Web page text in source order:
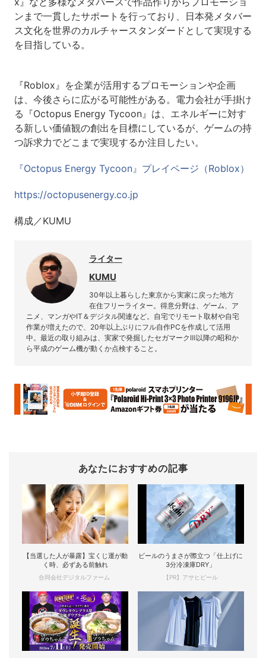
ンまで一貫したサポートを行っており、日本発メタバー
ス文化を世界のカルチャースタンダードとして実現する
を目指している。
『Roblox』を企業が活用するプロモーションや企画
は、今後さらに広がる可能性がある。電力会社が手掛け
る『Octopus Energy Tycoon』は、エネルギーに対す
る新しい価値観の創出を目標にしているが、ゲームの持
つ訴求力でどこまで実現するか注目したい。
『Octopus Energy Tycoon』プレイページ（Roblox）
https://octopusenergy.co.jp
構成／KUMU
ライター
KUMU
30年以上暮らした東京から実家に戻った地方
在住フリーライター。得意分野は、ゲーム、ア
ニメ、マンガやIT＆デジタル関連など。自宅でリモート取材や自宅
作業が増えたので、20年以上ぶりにフル自作PCを作成して活用
中。最近の取り組みは、実家で発掘したセガマークⅢ以降の昭和か
ら平成のゲーム機が動くか点検すること。
あなたにおすすめの記事
【当選した人が暴露】宝くじ運が動
く時、必ずある前触れ
合同会社デジタルファーム
ビールのうまさが際立つ「仕上げに
3分冷凍庫DRY」
【PR】アサヒビール